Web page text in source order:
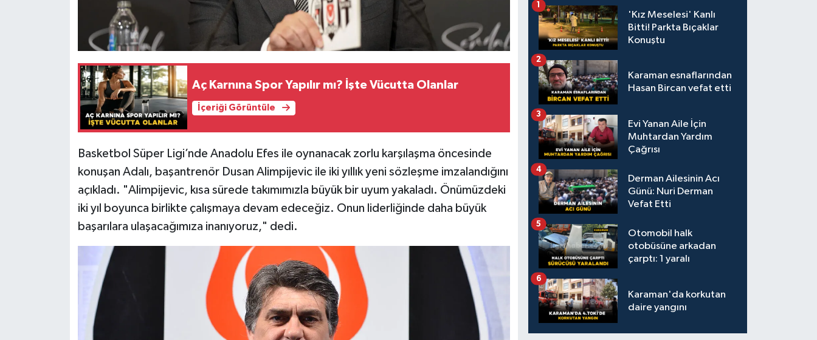
Aç Karnına Spor Yapılır mı? İşte Vücutta Olanlar
İçeriği Görüntüle
Basketbol Süper Ligi’nde Anadolu Efes ile oynanacak zorlu karşılaşma öncesinde
konuşan Adalı, başantrenör Dusan Alimpijevic ile iki yıllık yeni sözleşme imzalandığını
açıkladı. "Alimpijevic, kısa sürede takımımızla büyük bir uyum yakaladı. Önümüzdeki
iki yıl boyunca birlikte çalışmaya devam edeceğiz. Onun liderliğinde daha büyük
başarılara ulaşacağımıza inanıyoruz," dedi.
'Kız Meselesi' Kanlı
Bitti! Parkta Bıçaklar
Konuştu
1
Karaman esnaflarından
Hasan Bircan vefat etti
2
Evi Yanan Aile İçin
Muhtardan Yardım
Çağrısı
3
Derman Ailesinin Acı
Günü: Nuri Derman
Vefat Etti
4
Otomobil halk
otobüsüne arkadan
çarptı: 1 yaralı
5
Karaman'da korkutan
daire yangını
6